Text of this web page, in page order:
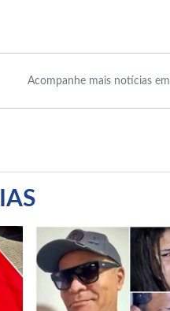
Acompanhe mais notícias em